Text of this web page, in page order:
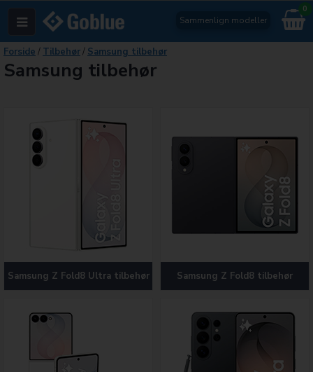
Sammenlign modeller
0
Forside / Tilbehør/ Samsung tilbehør
Samsung tilbehør
Samsung Z Fold8 Ultra tilbehør Samsung Z Fold8 tilbehør